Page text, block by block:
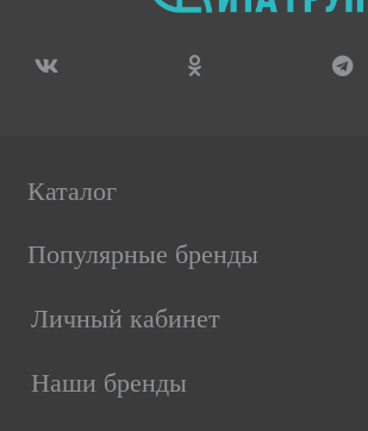
Каталог
Популярные бренды
Личный кабинет
Наши бренды